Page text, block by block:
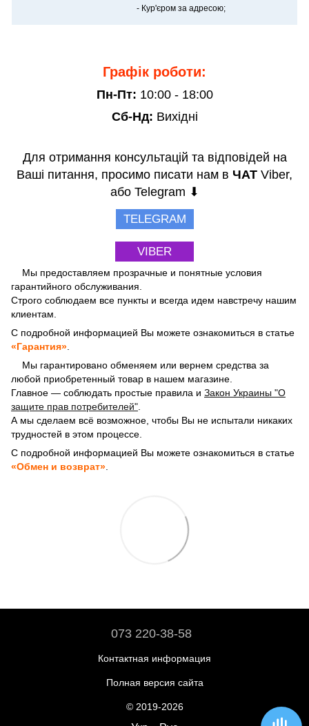
- Кур'єром за адресою;
Графік роботи:
Пн-Пт: 10:00 - 18:00
Сб-Нд: Вихідні
Для отримання консультацій та відповідей на
Ваші питання, просимо писати нам в ЧАТ Viber,
або Telegram ⬇
TELEGRAM
VIBER
Мы предоставляем прозрачные и понятные условия
гарантийного обслуживания.
Строго соблюдаем все пункты и всегда идем навстречу нашим
клиентам.
С подробной информацией Вы можете ознакомиться в статье
«Гарантия»
Мы гарантировано обменяем или вернем средства за
любой приобретенный товар в нашем магазине.
Главное — соблюдать простые правила и Закон Украины "О
защите прав потребителей"
А мы сделаем всё возможное, чтобы Вы не испытали никаких
трудностей в этом процессе.
С подробной информацией Вы можете ознакомиться в статье
«Обмен и возврат»
073 220-38-58
Контактная информация
Полная версия сайта
© 2019-2026